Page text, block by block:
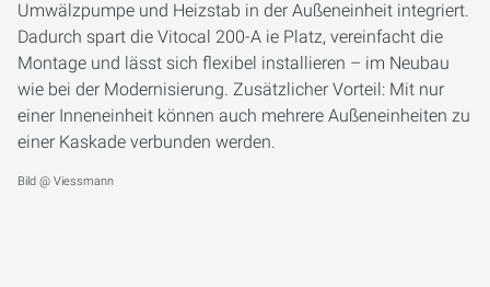
Umwälzpumpe und Heizstab in der Außeneinheit integriert.
Dadurch spart die Vitocal 200-A ie Platz, vereinfacht die
Montage und lässt sich flexibel installieren – im Neubau
wie bei der Modernisierung. Zusätzlicher Vorteil: Mit nur
einer Inneneinheit können auch mehrere Außeneinheiten zu
einer Kaskade verbunden werden.
Bild @ Viessmann